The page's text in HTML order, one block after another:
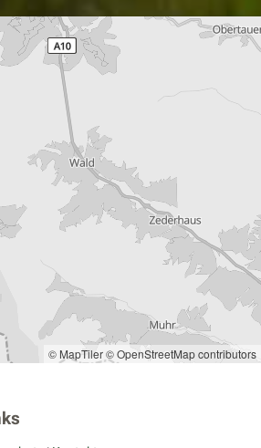
© MapTiler© OpenStreetMap contributors